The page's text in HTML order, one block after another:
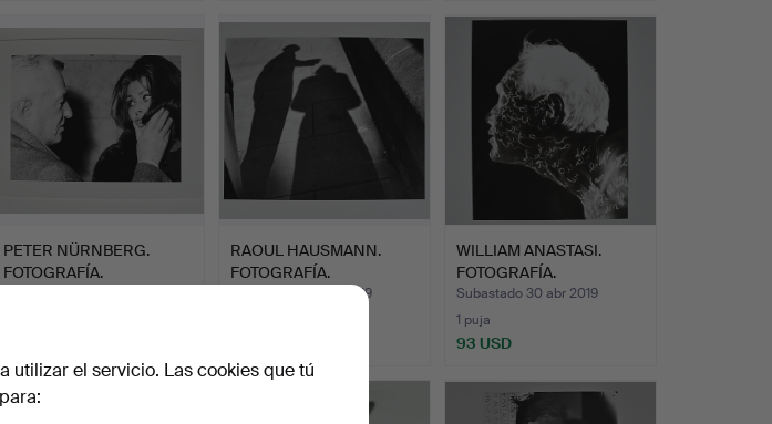
PETER NÜRNBERG.
FOTOGRAFÍA.
RAOUL HAUSMANN.
FOTOGRAFÍA.
Subastado 30 abr 2019
WILLIAM ANASTASI.
FOTOGRAFÍA.
Subastado 30 abr 2019
1 puja
93 USD
utilizar el servicio. Las cookies que tú